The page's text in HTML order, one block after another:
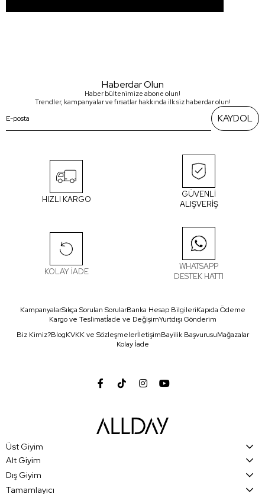
Haberdar Olun
Haber bültenimize abone olun!
Trendler, kampanyalar ve fırsatlar hakkında ilk siz haberdar olun!
KAYDOL
HIZLI KARGO
GÜVENLİ
ALIŞVERİŞ
KOLAY İADE
WHATSAPP
DESTEK HATTI
KampanyalarSıkça Sorulan SorularBanka Hesap BilgileriKapıda Ödeme
Kargo ve Teslimatİade ve DeğişimYurtdışı Gönderim
Biz Kimiz?BlogKVKK ve SözleşmelerİletişimBayilik BaşvurusuMağazalar
Kolay İade
Üst Giyim
Alt Giyim
Dış Giyim
Tamamlayıcı